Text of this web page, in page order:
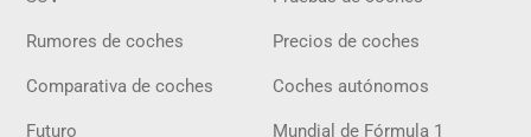
Rumores de coches Precios de coches
Comparativa de coches Coches autónomos
Futuro Mundial de Fórmula 1